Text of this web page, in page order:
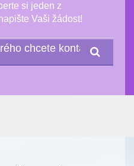
si jeden z
Vaši žádost!